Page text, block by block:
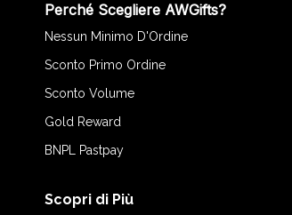
Perché Scegliere AWGifts?
Nessun Minimo D'Ordine
Sconto Primo Ordine
Sconto Volume
Gold Reward
BNPL Pastpay
Scopri di Più